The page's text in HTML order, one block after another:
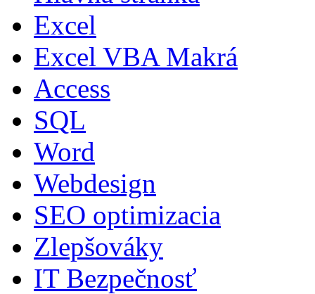
Excel
Excel VBA Makrá
Access
SQL
Word
Webdesign
SEO optimizacia
Zlepšováky
IT Bezpečnosť